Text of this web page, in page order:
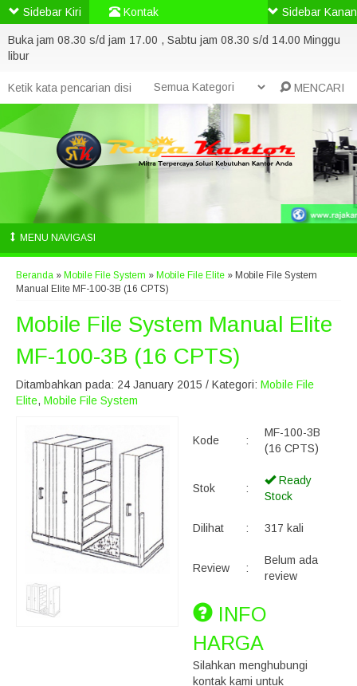
Buka jam 08.30 s/d jam 17.00 , Sabtu jam 08.30 s/d 14.00 Minggu
libur
MENCARI
MENU NAVIGASI
Beranda » Mobile File System » Mobile File Elite » Mobile File System
Manual Elite MF-100-3B (16 CPTS)
Mobile File System Manual Elite
MF-100-3B (16 CPTS)
Ditambahkan pada: 24 January 2015 / Kategori: Mobile File
Elite, Mobile File System
Kode :
MF-100-3B
(16 CPTS)
Stok :
Ready
Stock
Dilihat : 317 kali
Review :
Belum ada
review
INFO
HARGA
Silahkan menghubungi
kontak kami untuk
Sidebar Kiri Kontak Sidebar Kanan